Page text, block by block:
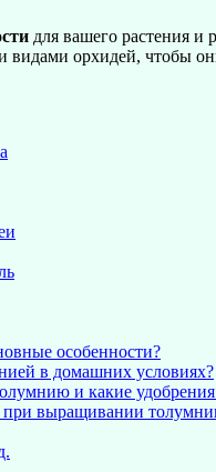
для вашего растения и
видами орхидей, чтобы
особенности?
в домашних условиях?
и какие
выращивании